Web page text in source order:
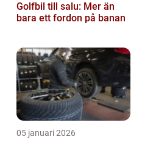
Golfbil till salu: Mer än
bara ett fordon på banan
05 januari 2026